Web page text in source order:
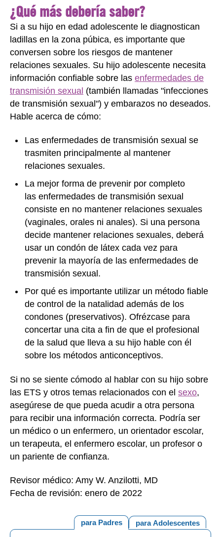
¿Qué más debería saber?
Si a su hijo en edad adolescente le diagnostican
ladillas en la zona púbica, es importante que
conversen sobre los riesgos de mantener
relaciones sexuales. Su hijo adolescente necesita
información confiable sobre las enfermedades de
transmisión sexual (también llamadas "infecciones
de transmisión sexual") y embarazos no deseados.
Hable acerca de cómo:
Las enfermedades de transmisión sexual se
trasmiten principalmente al mantener
relaciones sexuales.
La mejor forma de prevenir por completo
las enfermedades de transmisión sexual
consiste en no mantener relaciones sexuales
(vaginales, orales ni anales). Si una persona
decide mantener relaciones sexuales, deberá
usar un condón de látex cada vez para
prevenir la mayoría de las enfermedades de
transmisión sexual.
Por qué es importante utilizar un método fiable
de control de la natalidad además de los
condones (preservativos). Ofrézcase para
concertar una cita a fin de que el profesional
de la salud que lleva a su hijo hable con él
sobre los métodos anticonceptivos.
Si no se siente cómodo al hablar con su hijo sobre
las ETS y otros temas relacionados con el sexo,
asegúrese de que pueda acudir a otra persona
para recibir una información correcta. Podría ser
un médico o un enfermero, un orientador escolar,
un terapeuta, el enfermero escolar, un profesor o
un pariente de confianza.
Revisor médico: Amy W. Anzilotti, MD
Fecha de revisión: enero de 2022
para Adolescentes
para Padres